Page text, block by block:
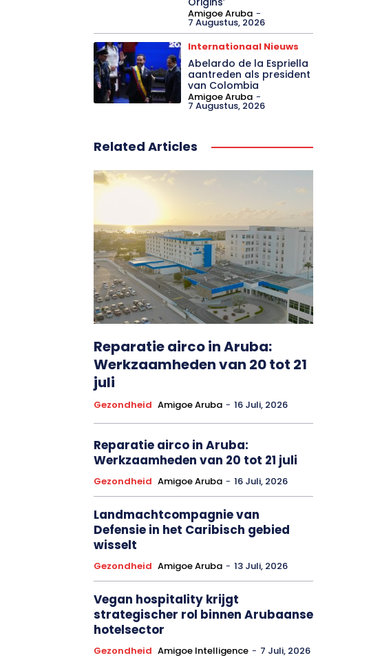
finale van ‘Power Book
III: Raising Kanan’ en de
nieuwe serie ‘Power:
Origins’
7 Augustus, 2026
Internationaal Nieuws
Abelardo de la Espriella
7 Augustus, 2026
Related Articles
Reparatie airco in Aruba:
Werkzaamheden van 20 tot 21
juli
Gezondheid Amigoe Aruba - 16 Juli, 2026
Reparatie airco in Aruba:
Werkzaamheden van 20 tot 21 juli
Gezondheid Amigoe Aruba - 16 Juli, 2026
Defensie in het Caribisch gebied
wisselt
Gezondheid Amigoe Aruba - 13 Juli, 2026
strategischer rol binnen Arubaanse